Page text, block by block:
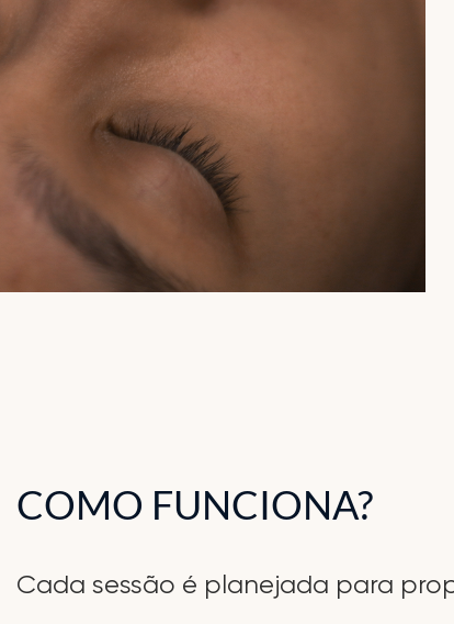
COMO FUNCIONA?
Cada sessão é planejada para